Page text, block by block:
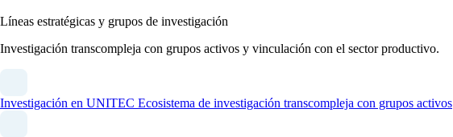
Líneas estratégicas y grupos de investigación
Investigación transcompleja con grupos activos y vinculación con el sector productivo.
Investigación en UNITEC Ecosistema de investigación transcompleja con grupos activos